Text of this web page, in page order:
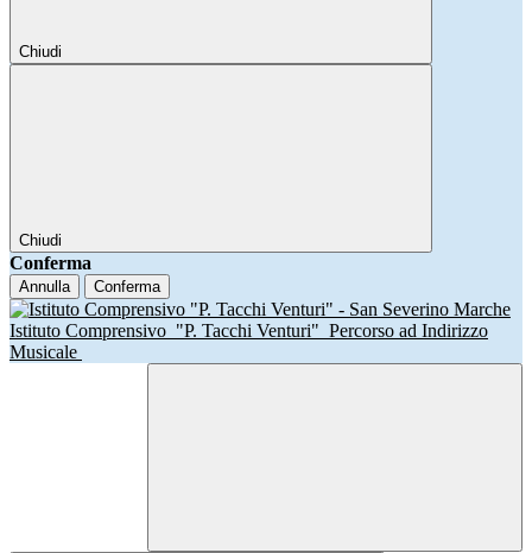
Chiudi
Chiudi
Conferma
Annulla Conferma
Istituto Comprensivo "P. Tacchi Venturi" Percorso ad Indirizzo
Musicale